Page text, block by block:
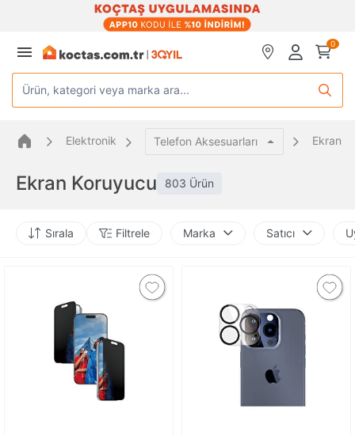
0
Ürün, kategori veya marka ara...
Elektronik Telefon Aksesuarları Ekran
Ekran Koruyucu 803 Ürün
Sırala Filtrele Marka Satıcı